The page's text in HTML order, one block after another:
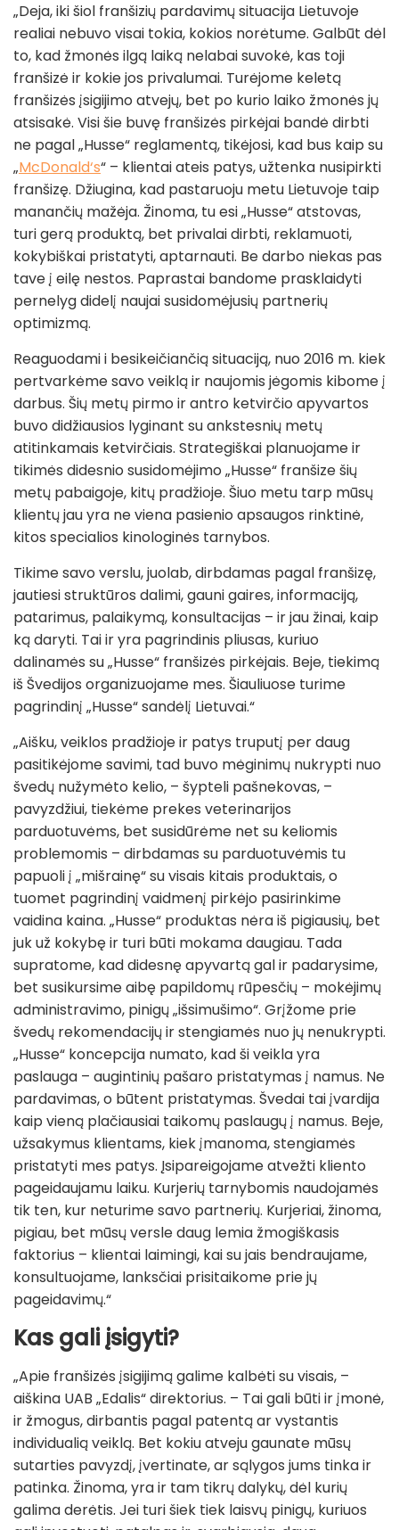
„Deja, iki šiol franšizių pardavimų situacija Lietuvoje
realiai nebuvo visai tokia, kokios norėtume. Galbūt dėl
to, kad žmonės ilgą laiką nelabai suvokė, kas toji
franšizė ir kokie jos privalumai. Turėjome keletą
franšizės įsigijimo atvejų, bet po kurio laiko žmonės jų
atsisakė. Visi šie buvę franšizės pirkėjai bandė dirbti
ne pagal „Husse“ reglamentą, tikėjosi, kad bus kaip su
„McDonald‘s“ – klientai ateis patys, užtenka nusipirkti
franšizę. Džiugina, kad pastaruoju metu Lietuvoje taip
manančių mažėja. Žinoma, tu esi „Husse“ atstovas,
turi gerą produktą, bet privalai dirbti, reklamuoti,
kokybiškai pristatyti, aptarnauti. Be darbo niekas pas
tave į eilę nestos. Paprastai bandome prasklaidyti
pernelyg didelį naujai susidomėjusių partnerių
optimizmą.
Reaguodami i besikeičiančią situaciją, nuo 2016 m. kiek
pertvarkėme savo veiklą ir naujomis jėgomis kibome į
darbus. Šių metų pirmo ir antro ketvirčio apyvartos
buvo didžiausios lyginant su ankstesnių metų
atitinkamais ketvirčiais. Strategiškai planuojame ir
tikimės didesnio susidomėjimo „Husse“ franšize šių
metų pabaigoje, kitų pradžioje. Šiuo metu tarp mūsų
klientų jau yra ne viena pasienio apsaugos rinktinė,
kitos specialios kinologinės tarnybos.
Tikime savo verslu, juolab, dirbdamas pagal franšizę,
jautiesi struktūros dalimi, gauni gaires, informaciją,
patarimus, palaikymą, konsultacijas – ir jau žinai, kaip
ką daryti. Tai ir yra pagrindinis pliusas, kuriuo
dalinamės su „Husse“ franšizės pirkėjais. Beje, tiekimą
iš Švedijos organizuojame mes. Šiauliuose turime
pagrindinį „Husse“ sandėlį Lietuvai.“
„Aišku, veiklos pradžioje ir patys truputį per daug
pasitikėjome savimi, tad buvo mėginimų nukrypti nuo
švedų nužymėto kelio, – šypteli pašnekovas, –
pavyzdžiui, tiekėme prekes veterinarijos
parduotuvėms, bet susidūrėme net su keliomis
problemomis – dirbdamas su parduotuvėmis tu
papuoli į „mišrainę“ su visais kitais produktais, o
tuomet pagrindinį vaidmenį pirkėjo pasirinkime
vaidina kaina. „Husse“ produktas nėra iš pigiausių, bet
juk už kokybę ir turi būti mokama daugiau. Tada
supratome, kad didesnę apyvartą gal ir padarysime,
bet susikursime aibę papildomų rūpesčių – mokėjimų
administravimo, pinigų „išsimušimo“. Grįžome prie
švedų rekomendacijų ir stengiamės nuo jų nenukrypti.
„Husse“ koncepcija numato, kad ši veikla yra
paslauga – augintinių pašaro pristatymas į namus. Ne
pardavimas, o būtent pristatymas. Švedai tai įvardija
kaip vieną plačiausiai taikomų paslaugų į namus. Beje,
užsakymus klientams, kiek įmanoma, stengiamės
pristatyti mes patys. Įsipareigojame atvežti kliento
pageidaujamu laiku. Kurjerių tarnybomis naudojamės
tik ten, kur neturime savo partnerių. Kurjeriai, žinoma,
pigiau, bet mūsų versle daug lemia žmogiškasis
faktorius – klientai laimingi, kai su jais bendraujame,
konsultuojame, lanksčiai prisitaikome prie jų
pageidavimų.“
Kas gali įsigyti?
„Apie franšizės įsigijimą galime kalbėti su visais, –
aiškina UAB „Edalis“ direktorius. – Tai gali būti ir įmonė,
ir žmogus, dirbantis pagal patentą ar vystantis
individualią veiklą. Bet kokiu atveju gaunate mūsų
sutarties pavyzdį, įvertinate, ar sąlygos jums tinka ir
patinka. Žinoma, yra ir tam tikrų dalykų, dėl kurių
galima derėtis. Jei turi šiek tiek laisvų pinigų, kuriuos